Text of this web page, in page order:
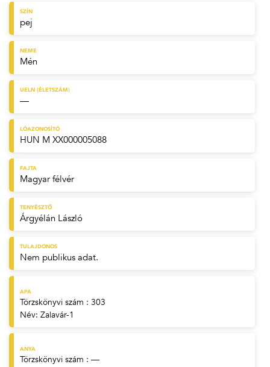
SZÍN
pej
NEME
Mén
UELN (ÉLETSZÁM)
—
LÓAZONOSÍTÓ
HUN M XX000005088
FAJTA
Magyar félvér
TENYÉSZTŐ
Árgyélán László
TULAJDONOS
Nem publikus adat.
APA
Törzskönyvi szám : 303
Név: Zalavár-1
ANYA
Törzskönyvi szám : —